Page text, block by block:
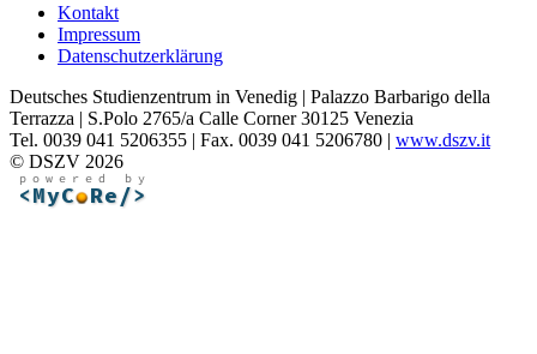
Kontakt
Impressum
Datenschutzerklärung
Deutsches Studienzentrum in Venedig | Palazzo Barbarigo della
Terrazza | S.Polo 2765/a Calle Corner 30125 Venezia
Tel. 0039 041 5206355 | Fax. 0039 041 5206780 | www.dszv.it
© DSZV 2026